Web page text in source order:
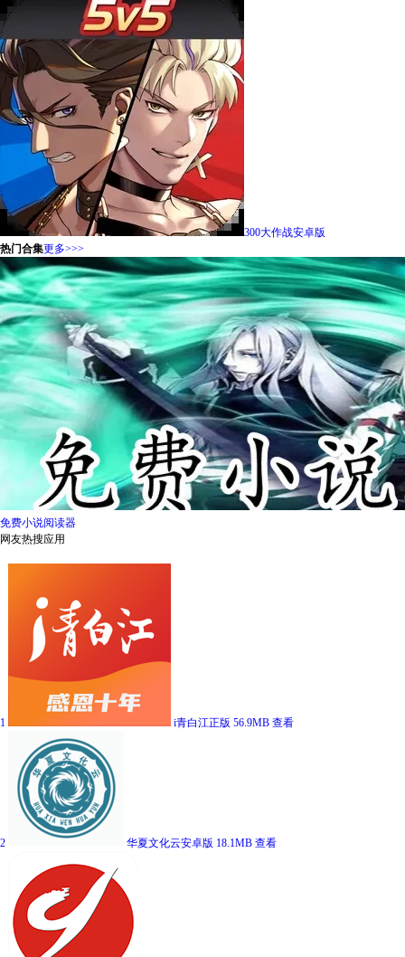
300大作战安卓版
热门合集更多>>>
免费小说阅读器
网友热搜应用
1 i青白江正版 56.9MB 查看
2 华夏文化云安卓版 18.1MB 查看